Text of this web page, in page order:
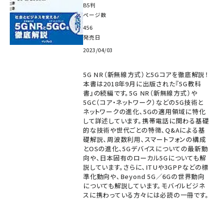
B5判
ページ数
456
発売日
2023/04/03
5G NR（新無線方式）と5Gコアを徹底解説！
本書は2018年9月に出版された『5G教科
書』の続編です。5G NR（新無線方式）や
5GC（コア・ネットワーク）などの5G技術と
ネットワークの進化、5Gの適用領域に特化
して詳述しています。携帯電話に関わる基礎
的な技術や世代ごとの特徴、Q&Aによる基
礎解説、周波数利用、スマートフォンの構成
とOSの進化、5Gデバイスについての最新動
向や、日本固有のローカル5Gについても解
説しています。さらに、ITUや3GPPなどの標
準化動向や、Beyond 5G／6Gの世界動向
についても解説しています。モバイルビジネ
スに携わっている方々には必読の一冊です。